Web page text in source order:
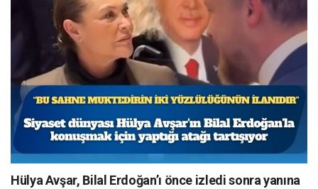
Hülya Avşar, Bilal Erdoğan’ı önce izledi sonra yanına